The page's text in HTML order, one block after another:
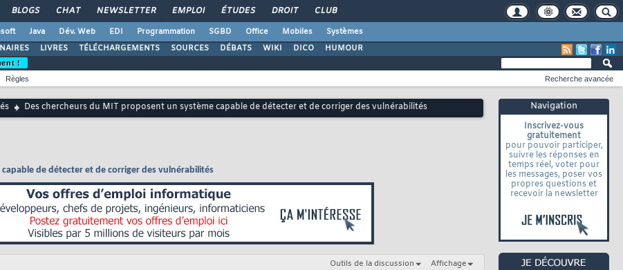
BLOGS CHAT NEWSLETTER EMPLOI ÉTUDES DROIT CLUB
Java Dév. Web EDI Programmation SGBD Office Mobiles
Systèmes
LIVRES TÉLÉCHARGEMENTS SOURCES DÉBATS WIKI DICO HUMOUR
Navigation
Inscrivez-vous
gratuitement
pour pouvoir participer,
suivre les réponses en
temps réel, voter pour
les messages, poser vos
propres questions et
recevoir la newsletter
!
Règles Recherche avancée
Des chercheurs du MIT proposent un système capable de détecter et de corriger des vulnérabilités
de détecter et de corriger des vulnérabilités
Outils de la discussion Affichage